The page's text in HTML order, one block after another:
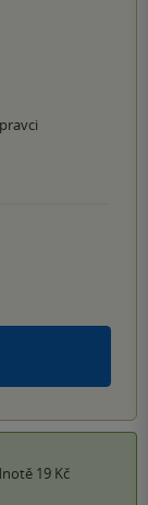
19 Kč